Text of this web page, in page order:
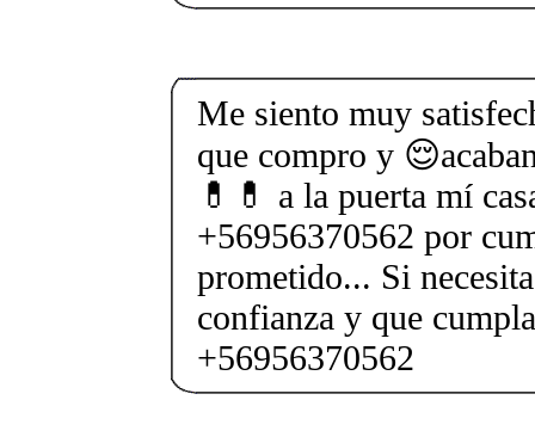
Me siento muy
que compro y
💊💊 a la puerta mí
+56956370562 por
prometido... Si
confianza y que
+56956370562